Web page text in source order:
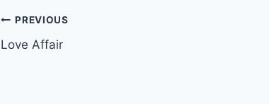
Post
navigation
PREVIOUS
Love Affair